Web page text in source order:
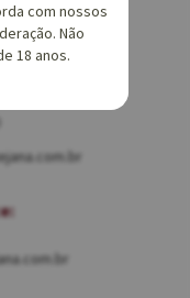
com nossos
Não
18 anos.